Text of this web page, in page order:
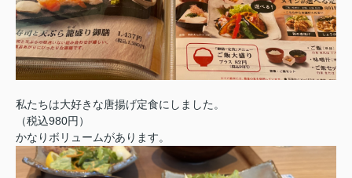
私たちは大好きな唐揚げ定食にしました。
（税込980円）
かなりボリュームがあります。